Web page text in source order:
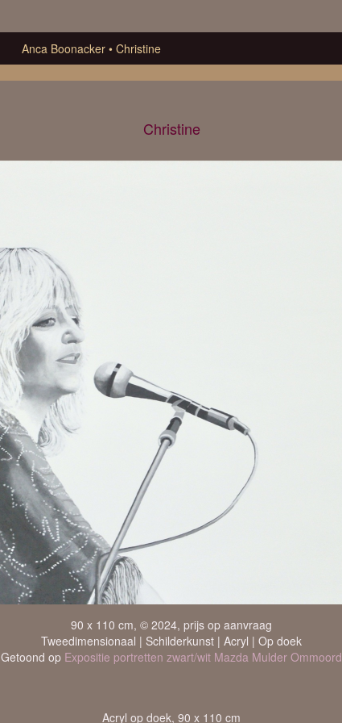
Anca Boonacker Christine
Christine
90 x 110 cm, © 2024, prijs op aanvraag
Tweedimensionaal | Schilderkunst | Acryl | Op doek
Getoond op Expositie portretten zwart/wit Mazda Mulder Ommoord
Acryl op doek, 90 x 110 cm